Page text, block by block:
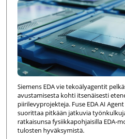
Siemens EDA vie tekoälyagentit
avustamisesta kohti itsenäisesti
piirilevyprojekteja. Fuse EDA AI
suorittaa pitkään jatkuvia
ratkaisunsa fysiikkapohjaisilla EDA-
tulosten hyväksymistä.